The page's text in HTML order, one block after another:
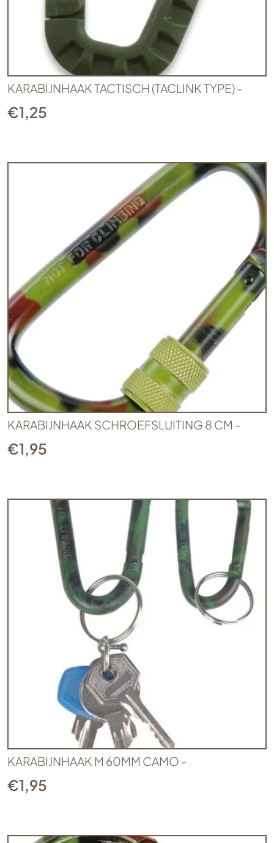
KARABIJNHAAK TACTISCH (TACLINK TYPE) -
€1,25
KARABIJNHAAK SCHROEFSLUITING 8 CM -
€1,95
KARABIJNHAAK M 60MM CAMO -
€1,95